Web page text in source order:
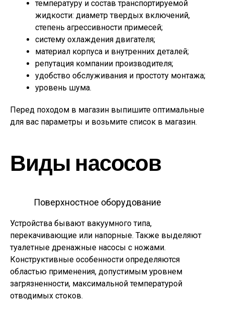
температуру и состав транспортируемой
жидкости: диаметр твердых включений,
степень агрессивности примесей;
систему охлаждения двигателя;
материал корпуса и внутренних деталей;
репутация компании производителя;
удобство обслуживания и простоту монтажа;
уровень шума.
Перед походом в магазин выпишите оптимальные
для вас параметры и возьмите список в магазин.
Виды насосов
Поверхностное оборудование
Устройства бывают вакуумного типа,
перекачивающие или напорные. Также выделяют
туалетные дренажные насосы с ножами.
Конструктивные особенности определяются
областью применения, допустимым уровнем
загрязненности, максимальной температурой
отводимых стоков.